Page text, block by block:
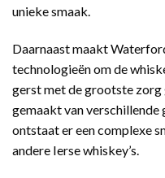
unieke smaak.
Daarnaast maakt
technologieën om de
gerst met de grootste
gemaakt van
ontstaat er een complexe
andere Ierse whiskey’s.